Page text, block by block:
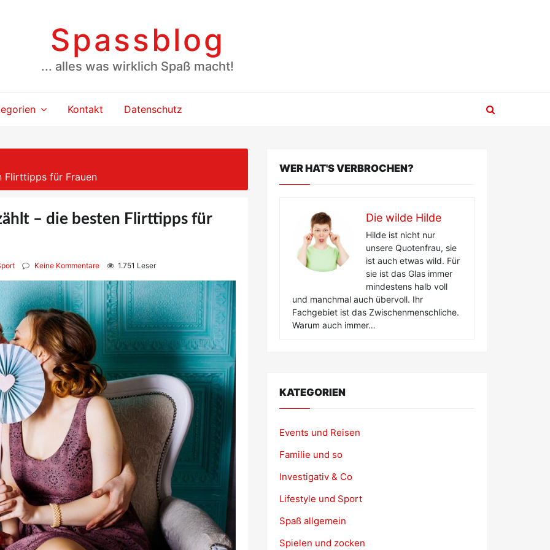
Spassblog
... alles was wirklich Spaß macht!
Kontakt Datenschutz
Flirttipps für Frauen
– die besten Flirttipps für
Keine Kommentare 1.751 Leser
WER HAT'S VERBROCHEN?
Die wilde Hilde
Hilde ist nicht nur
unsere Quotenfrau, sie
ist auch etwas wild. Für
sie ist das Glas immer
mindestens halb voll
und manchmal auch übervoll. Ihr
Fachgebiet ist das Zwischenmenschliche.
Warum auch immer…
KATEGORIEN
Events und Reisen
Familie und so
Investigativ & Co
Lifestyle und Sport
Spaß allgemein
Spielen und zocken